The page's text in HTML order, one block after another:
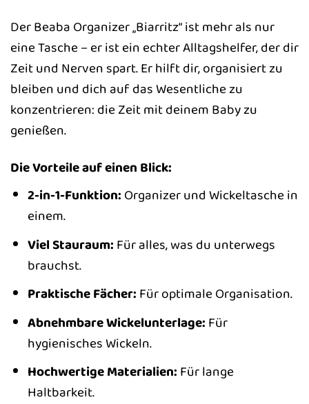
Der Beaba Organizer „Biarritz“ ist mehr als nur
eine Tasche – er ist ein echter Alltagshelfer, der dir
Zeit und Nerven spart. Er hilft dir, organisiert zu
bleiben und dich auf das Wesentliche zu
konzentrieren: die Zeit mit deinem Baby zu
genießen.
Die Vorteile auf einen Blick:
2-in-1-Funktion: Organizer und Wickeltasche in
einem.
Viel Stauraum: Für alles, was du unterwegs
brauchst.
Praktische Fächer: Für optimale Organisation.
Abnehmbare Wickelunterlage: Für
hygienisches Wickeln.
Hochwertige Materialien: Für lange
Haltbarkeit.